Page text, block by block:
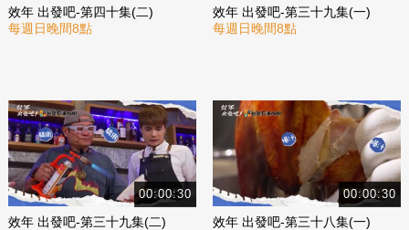
效年 出發吧-第四十集(二)
每週日晚間8點
效年 出發吧-第三十九集(一)
每週日晚間8點
00:00:30
效年 出發吧-第三十九集(二)
00:00:30
效年 出發吧-第三十八集(一)